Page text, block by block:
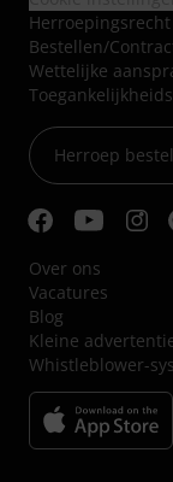
Bestellen/
Wettelijke
Herroep
Over ons
Vacatures
Blog
Kleine
Whistleblower-